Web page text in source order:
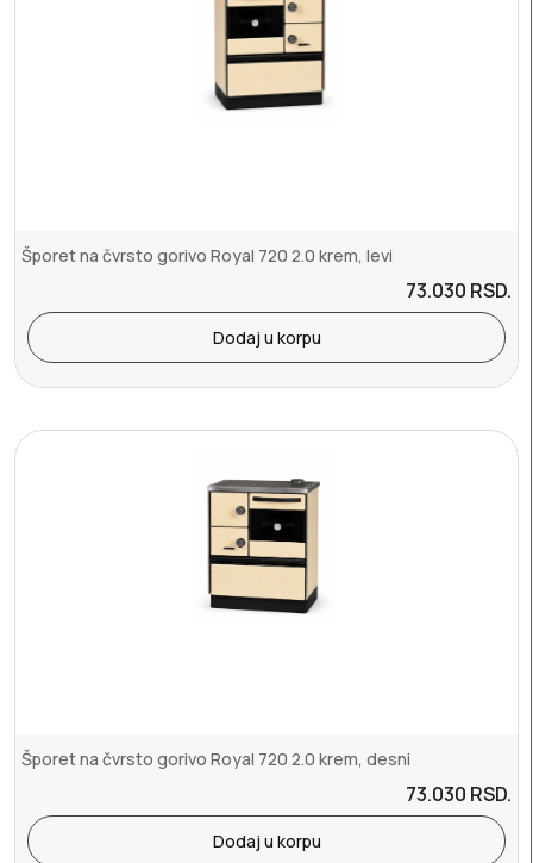
Šporet na čvrsto gorivo Royal 720 2.0 krem, levi
73.030 RSD.
Dodaj u korpu
Šporet na čvrsto gorivo Royal 720 2.0 krem, desni
73.030 RSD.
Dodaj u korpu